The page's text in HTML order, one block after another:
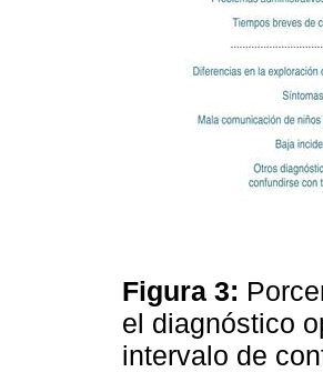
Figura 3:
el diagnóstico
intervalo de